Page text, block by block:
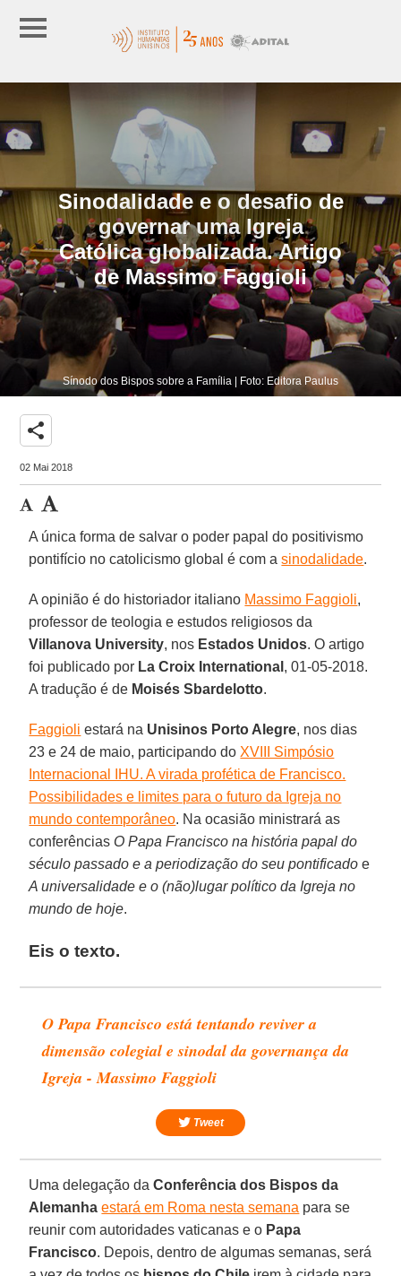
Sinodalidade e o desafio de
governar uma Igreja
Católica globalizada. Artigo
de Massimo Faggioli
Sínodo dos Bispos sobre a Família | Foto: Editora Paulus
share
02 Mai 2018
A única forma de salvar o poder papal do positivismo
pontifício no catolicismo global é com asinodalidade.
A opinião é do historiador italiano Massimo Faggioli,
professor de teologia e estudos religiosos da
Villanova University, nos Estados Unidos. O artigo
foi publicado por La Croix International , 01-05-2018.
A tradução é de Moisés Sbardelotto.
Faggioli estará na Unisinos Porto Alegre, nos dias
23 e 24 de maio, participando do XVIII Simpósio
Internacional IHU. A virada profética de Francisco.
Possibilidades e limites para o futuro da Igreja no
mundo contemporâneo. Na ocasião ministrará as
conferências O Papa Francisco na história papal do
século passado e a periodização do seu pontificado e
A universalidade e o (não)lugar político da Igreja no
mundo de hoje.
Eis o texto.
O Papa Francisco está tentando reviver a
dimensão colegial e sinodal da governança da
Igreja - Massimo Faggioli
Tweet
Uma delegação daConferência dos Bispos da
Alemanha estará em Roma nesta semana para se
reunir com autoridades vaticanas e o Papa
Francisco. Depois, dentro de algumas semanas, será